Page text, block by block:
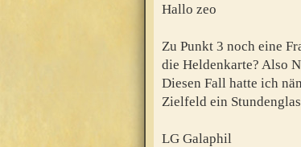
Hallo zeo
Zu Punkt 3 noch eine
die Heldenkarte? Also
Diesen Fall hatte ich
Zielfeld ein
LG Galaphil